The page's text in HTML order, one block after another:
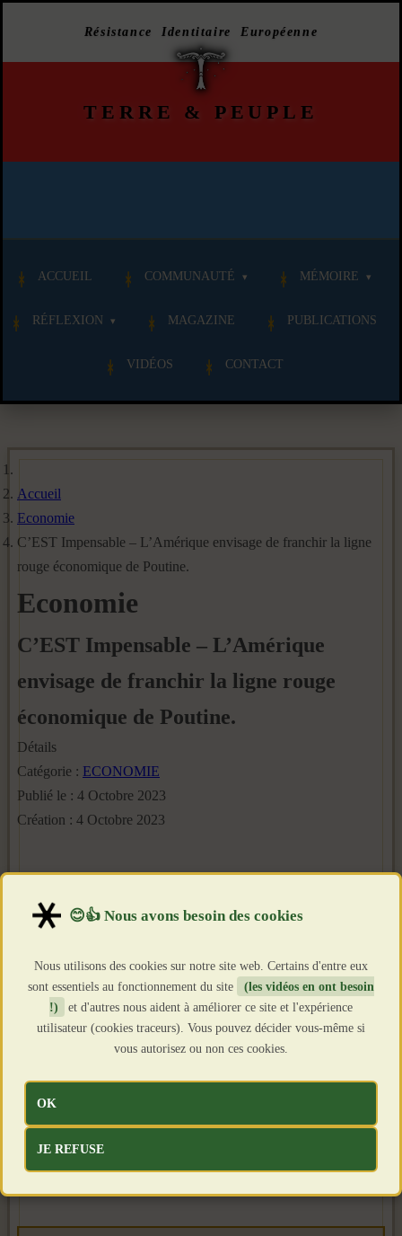
Résistance Identitaire Européenne
TERRE & PEUPLE
ACCUEIL COMMUNAUTÉ MÉMOIRE
RÉFLEXION MAGAZINE PUBLICATIONS
VIDÉOS CONTACT
Accueil
Economie
C’EST Impensable – L’Amérique envisage de franchir la ligne
rouge économique de Poutine.
Economie
C’EST Impensable – L’Amérique
envisage de franchir la ligne rouge
économique de Poutine.
Détails
Catégorie : ECONOMIE
Publié le : 4 Octobre 2023
Création : 4 Octobre 2023
Nous utilisons des cookies sur notre site web. Certains d'entre eux
sont essentiels au fonctionnement du site
(les vidéos en ont besoin
!)
et d'autres nous aident à améliorer ce site et l'expérience
utilisateur (cookies traceurs). Vous pouvez décider vous-même si
vous autorisez ou non ces cookies.
OK
JE REFUSE